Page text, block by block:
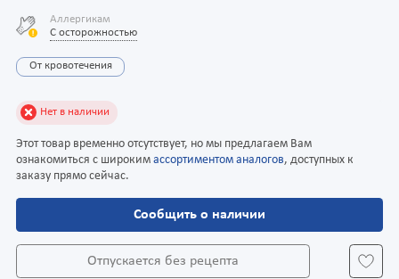
Аллергикам
С осторожностью
От кровотечения
Нет в наличии
Этот товар временно отсутствует, но мы предлагаем Вам
ознакомиться с широким ассортиментом аналогов, доступных к
заказу прямо сейчас.
Сообщить о наличии
Отпускается без рецепта